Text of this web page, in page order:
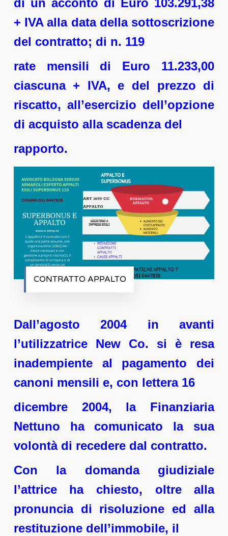
+ IVA alla data della sottoscrizione
del contratto; di n. 119
rate mensili di Euro 11.233,00
ciascuna + IVA, e del prezzo di
riscatto, all’esercizio dell’opzione
di acquisto alla scadenza del
rapporto.
CONTRATTO APPALTO
Dall’agosto 2004 in avanti
l’utilizzatrice New Co. si è resa
inadempiente al pagamento dei
canoni mensili e, con lettera 16
dicembre 2004, la Finanziaria
Nettuno ha comunicato la sua
volontà di recedere dal contratto.
Con la domanda giudiziale
l’attrice ha chiesto, oltre alla
pronuncia di risoluzione ed alla
restituzione dell’immobile, il